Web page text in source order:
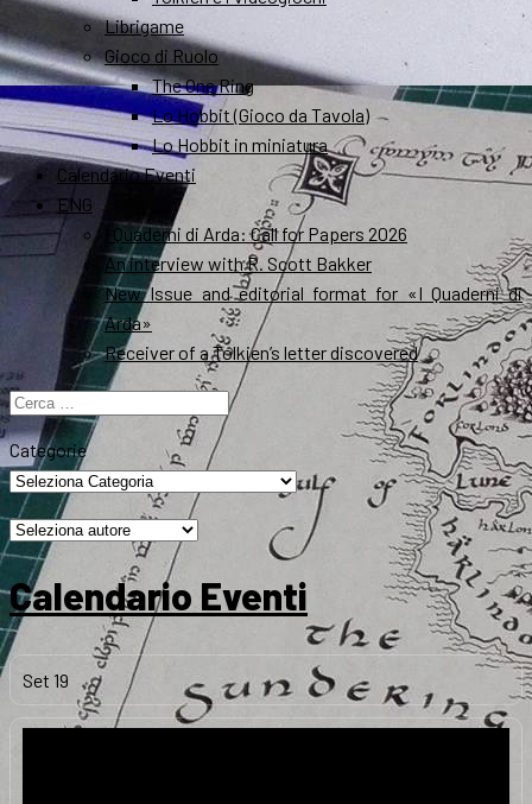
Librigame
Gioco di Ruolo
The One Ring
Lo Hobbit (Gioco da Tavola)
Lo Hobbit in miniatura
Calendario Eventi
ENG
I Quaderni di Arda: Call for Papers 2026
An interview with R. Scott Bakker
New Issue and editorial format for «I Quaderni di
Arda»
Receiver of a Tolkien’s letter discovered
Ricerca
per:
Categorie
Calendario Eventi
Set 19